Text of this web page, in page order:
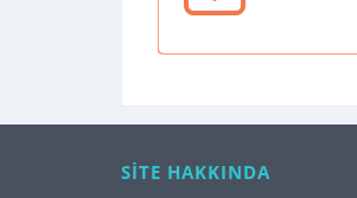
SİTE HAKKINDA